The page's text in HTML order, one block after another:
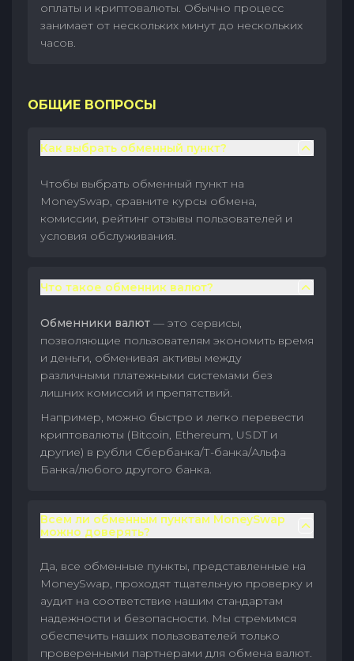
оплаты и криптовалюты. Обычно процесс
занимает от нескольких минут до нескольких
часов.
ОБЩИЕ ВОПРОСЫ
Как выбрать обменный пункт?
Чтобы выбрать обменный пункт на
MoneySwap, сравните курсы обмена,
комиссии, рейтинг отзывы пользователей и
условия обслуживания.
Что такое обменник валют?
Обменники валют — это сервисы,
позволяющие пользователям экономить время
и деньги, обменивая активы между
различными платежными системами без
лишних комиссий и препятствий.
Например, можно быстро и легко перевести
криптовалюты (Bitcoin, Ethereum, USDT и
другие) в рубли Сбербанка/Т-банка/Альфа
Банка/любого другого банка.
Всем ли обменным пунктам MoneySwap
можно доверять?
Да, все обменные пункты, представленные на
MoneySwap, проходят тщательную проверку и
аудит на соответствие нашим стандартам
надежности и безопасности. Мы стремимся
обеспечить наших пользователей только
проверенными партнерами для обмена валют.